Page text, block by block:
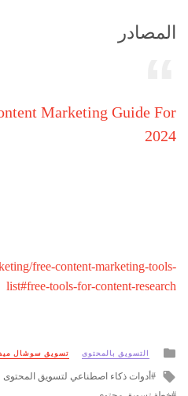
المصادر
Marketing Guide For
2024
free-content-marketing-tools-
list#free-tools-for-content-research
Posted
التسويق بالمحتوى تسويق سوشال
Tagged
with
أدوات ذكاء اصطناعي لتسويق المحتوى